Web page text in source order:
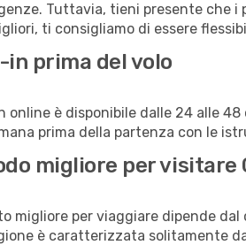
Tuttavia, tieni presente che
ti consigliamo di essere
in prima del volo
online è disponibile dalle 24 alle
prima della partenza con le
migliore per visitare
migliore per viaggiare dipende
è caratterizzata solitamente